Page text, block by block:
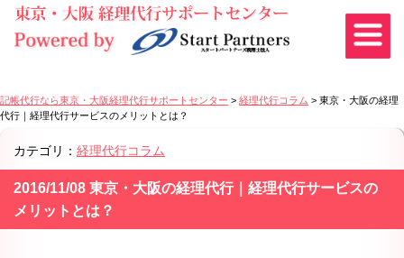
記帳代行なら東京・大阪経理代行サポートセンター > 経理代行コラム > 東京・大阪の経理
代行｜経理代行サービスのメリットとは？
カテゴリ： 経理代行コラム
2016/11/08 東京・大阪の経理代行｜経理代行サービスの
メリットとは？